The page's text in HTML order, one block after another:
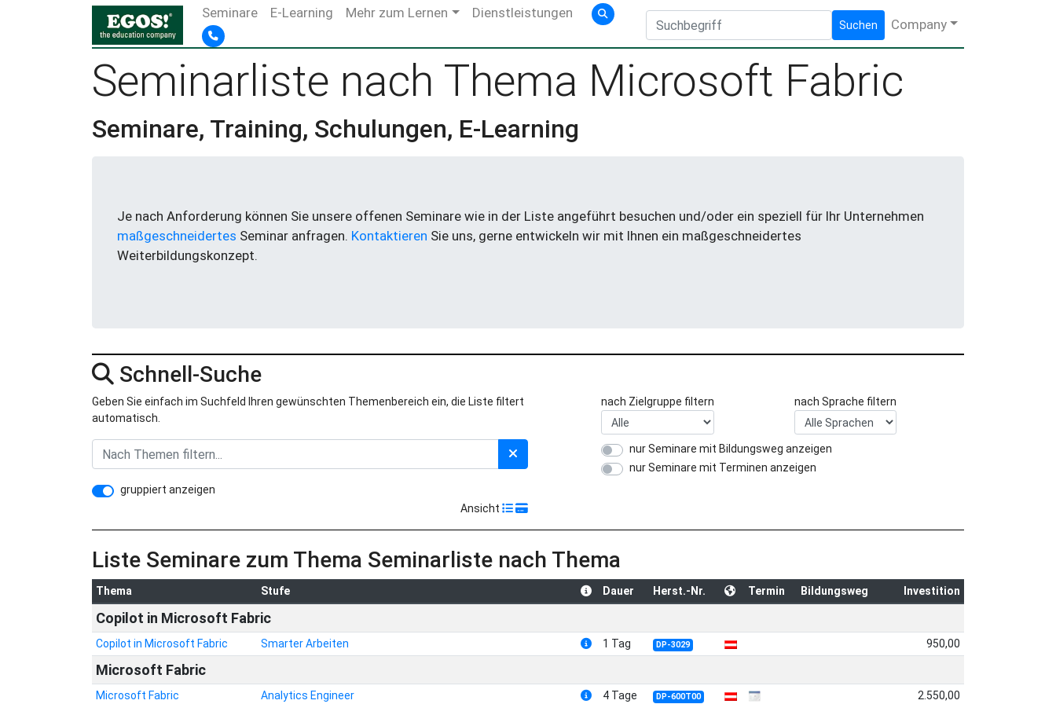
Seminare E-Learning Mehr zum Lernen Dienstleistungen
Suchen Company
Seminarliste nach Thema Microsoft Fabric
Seminare, Training, Schulungen, E-Learning
Je nach Anforderung können Sie unsere offenen Seminare wie in der Liste angeführt besuchen und/oder ein speziell für Ihr Unternehmen
maßgeschneidertes Seminar anfragen. Kontaktieren Sie uns, gerne entwickeln wir mit Ihnen ein maßgeschneidertes
Weiterbildungskonzept.
Schnell-Suche
Geben Sie einfach im Suchfeld Ihren gewünschten Themenbereich ein, die Liste filtert
automatisch.
gruppiert anzeigen
Ansicht
nach Zielgruppe filtern nach Sprache filtern
nur Seminare mit Bildungsweg anzeigen
nur Seminare mit Terminen anzeigen
Liste Seminare zum Thema Seminarliste nach Thema
Thema Stufe Dauer Herst.-Nr. Termin Bildungsweg Investition
Copilot in Microsoft Fabric
Copilot in Microsoft Fabric Smarter Arbeiten 1 Tag DP-3029 950,00
Microsoft Fabric
Microsoft Fabric Analytics Engineer 4 Tage DP-600T00 2.550,00